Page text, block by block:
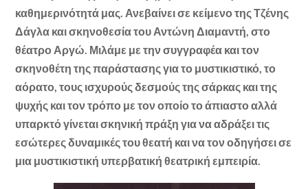
καθημερινότητά μας. Ανεβαίνει σε κείμενο της Τζένης
Δάγλα και σκηνοθεσία του Αντώνη Διαμαντή, στο
θέατρο Αργώ. Μιλάμε με την συγγραφέα και τον
σκηνοθέτη της παράστασης για το μυστικιστικό, το
αόρατο, τους ισχυρούς δεσμούς της σάρκας και της
ψυχής και τον τρόπο με τον οποίο το άπιαστο αλλά
υπαρκτό γίνεται σκηνική πράξη για να αδράξει τις
εσώτερες δυναμικές του θεατή και να τον οδηγήσει σε
μια μυστικιστική υπερβατική θεατρική εμπειρία.